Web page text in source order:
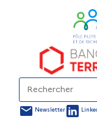
Newsletter